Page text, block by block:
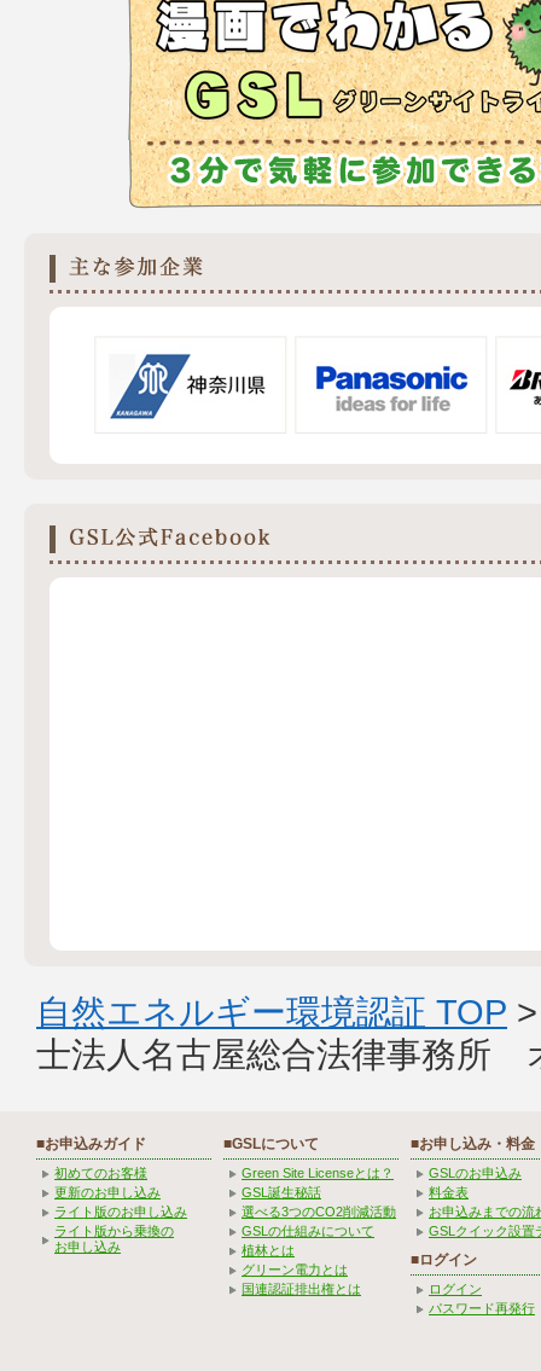
自然エネルギー環境認証 TOP
士法人名古屋総合法律事務所
■お申込みガイド
初めてのお客様
更新のお申し込み
ライト版のお申し込み
ライト版から乗換の
お申し込み
■GSLについて
Green Site Licenseとは？
GSL誕生秘話
選べる3つのCO2削減活動
GSLの仕組みについて
植林とは
グリーン電力とは
国連認証排出権とは
■お申し込み・料金
GSLのお申込み
料金表
お申込みまでの流
GSLクイック設置
■ログイン
ログイン
パスワード再発行